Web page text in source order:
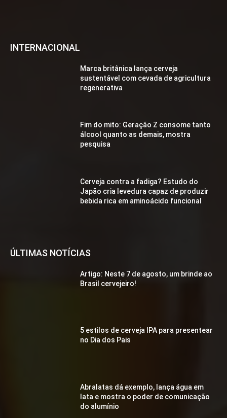
INTERNACIONAL
Marca britânica lança cerveja
sustentável com cevada de agricultura
regenerativa
Fim do mito: Geração Z consome tanto
álcool quanto as demais, mostra
pesquisa
Cerveja contra a fadiga? Estudo do
Japão cria levedura capaz de produzir
bebida rica em aminoácido funcional
ÚLTIMAS NOTÍCIAS
Artigo: Neste 7 de agosto, um brinde ao
Brasil cervejeiro!
5 estilos de cerveja IPA para presentear
no Dia dos Pais
Abralatas dá exemplo, lança água em
lata e mostra o poder de comunicação
do alumínio